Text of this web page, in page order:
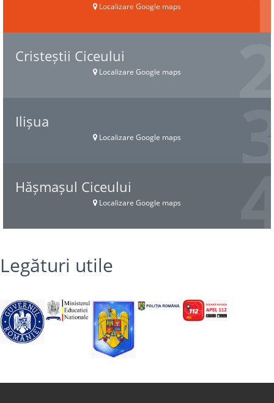
Localizare Google maps
Cristeștii Ciceului
Localizare Google maps
Ilișua
Localizare Google maps
Hășmașul Ciceului
Localizare Google maps
Legături utile